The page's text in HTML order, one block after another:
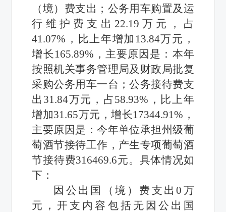
（境）费支出；公务用车购置及运
行维护费支出 22.19 万元，占
41.07%，比上年增加13.84万元，
增长165.89%， 主要原因是： 本年
按照机关事务管理局及财政局批复
采购公务用车一台；公务接待费支
出 31.84万元，占58.93%，比上年
增加31.65万元，增长17344.91%，
主要原因是：今年单位承担州级葡
萄酒节接待工作，产生专项葡萄酒
节接待费316469.6元。具体情况如
下：
因公出国（境）费支出0 万
元 ，开支内容包括 无 因公出国